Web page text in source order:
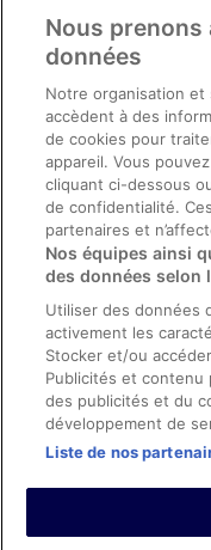
Conditions générales du
Directives de contenu et
Aide
Soutien
Annuler votre
Échéances de
Utiliser un coupon
Electron, CartaSi, Carte
© 2026 Expedia, Inc., une
Nous prenons
données
Notre organisation
accèdent à des
de cookies pour
appareil. Vous
cliquant ci-dessous
de confidentialité.
partenaires et
Nos équipes ainsi
des données selon
Utiliser des données
activement les
Stocker et/ou
Publicités et contenu
des publicités et du
développement de
Liste de nos